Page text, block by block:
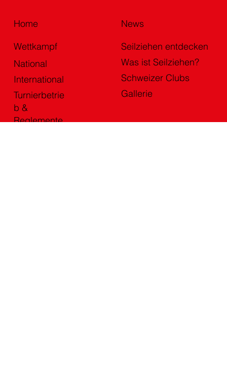
Home
Wettkampf
National
International
Turnierbetrie
b &
Reglemente
Seilziehen entdecken
Was ist Seilziehen?
Schweizer Clubs
Gallerie
News